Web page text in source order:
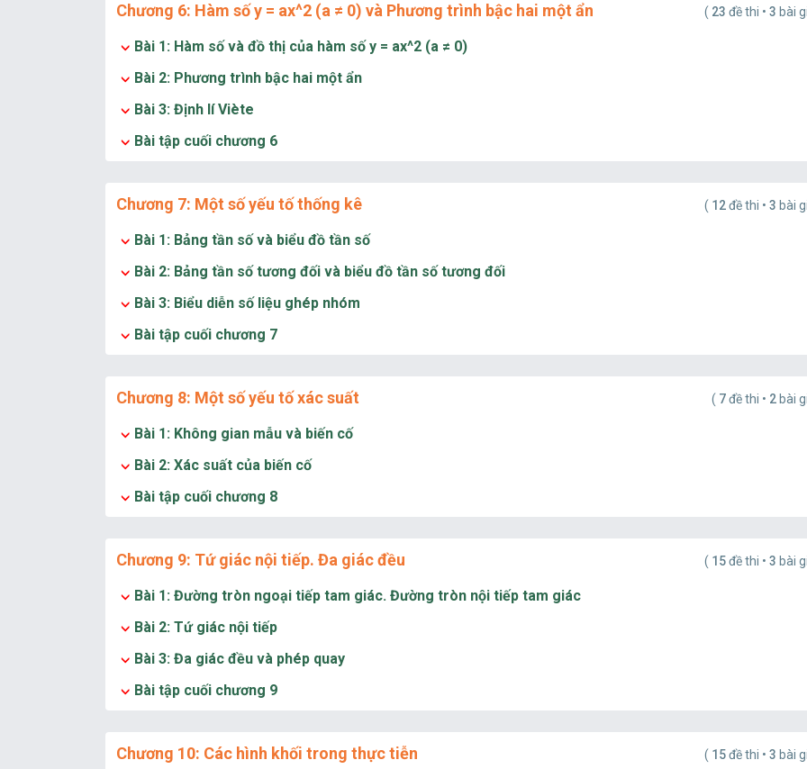
Chương 6: Hàm số y = ax^2 (a ≠ 0) và Phương trình bậc hai một ẩn ( 23 đề thi • 3 bài
Bài 1: Hàm số và đồ thị của hàm số y = ax^2 (a ≠ 0)
Bài 2: Phương trình bậc hai một ẩn
Bài 3: Định lí Viète
Bài tập cuối chương 6
Chương 7: Một số yếu tố thống kê ( 12đề thi • 3 bài
Bài 1: Bảng tần số và biểu đồ tần số
Bài 2: Bảng tần số tương đối và biểu đồ tần số tương đối
Bài 3: Biểu diễn số liệu ghép nhóm
Bài tập cuối chương 7
Chương 8: Một số yếu tố xác suất ( 7đề thi • 2 bài
Bài 1: Không gian mẫu và biến cố
Bài 2: Xác suất của biến cố
Bài tập cuối chương 8
Chương 9: Tứ giác nội tiếp. Đa giác đều ( 15đề thi • 3 bài
Bài 1: Đường tròn ngoại tiếp tam giác. Đường tròn nội tiếp tam giác
Bài 2: Tứ giác nội tiếp
Bài 3: Đa giác đều và phép quay
Bài tập cuối chương 9
Chương 10: Các hình khối trong thực tiễn ( 15đề thi • 3 bài